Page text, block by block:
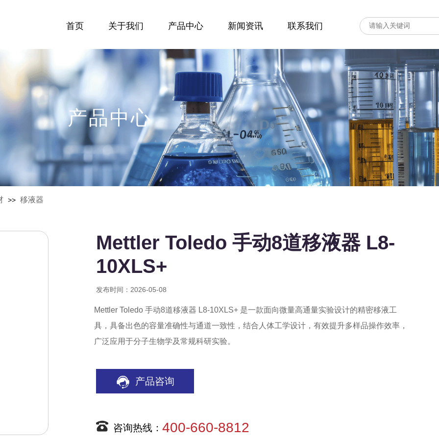
首页 关于我们 产品中心 新闻资讯 联系我们
产品中心
>> 移液器
Mettler Toledo 手动8道移液器 L8-
10XLS+
发布时间：2026-05-08
Mettler Toledo 手动8道移液器 L8-10XLS+ 是一款面向微量高通量实验设计的精密移液工
具，具备出色的容量准确性与通道一致性，结合人体工学设计，有效提升多样品操作效率，
广泛应用于分子生物学及常规科研实验。
产品咨询
咨询热线： 400-660-8812